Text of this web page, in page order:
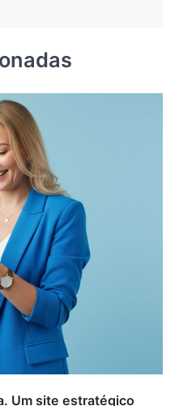
Um site estratégico